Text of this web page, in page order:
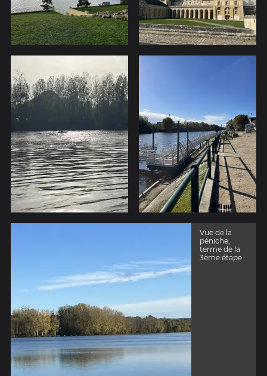
Vue de la
péniche,
terme de la
3ème étape